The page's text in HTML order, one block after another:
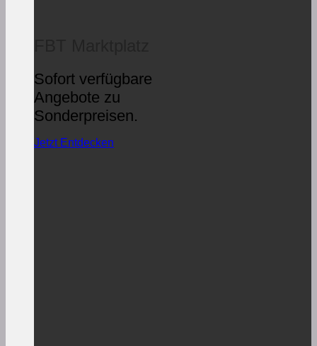
Sofort verfügbare
Angebote zu
Sonderpreisen.
Jetzt Entdecken